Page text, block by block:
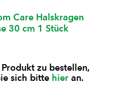
Care Halskragen
30 cm 1 Stück
zu bestellen,
sich bitte hieran.